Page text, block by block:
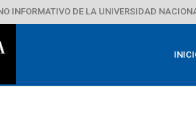
INFORMATIVO DE LA UNIVERSIDAD